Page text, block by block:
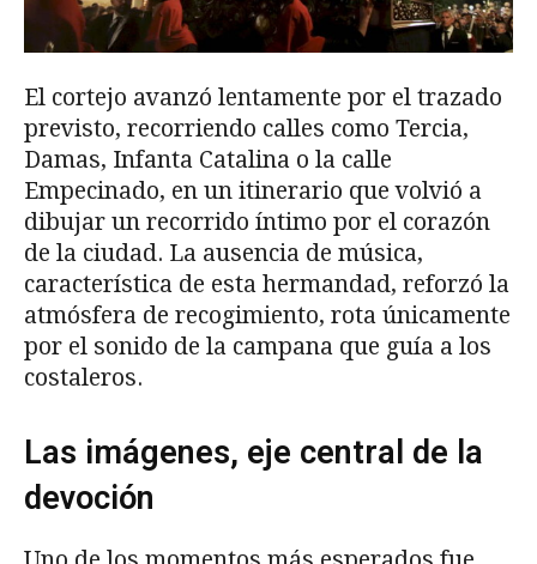
El cortejo avanzó lentamente por el trazado
previsto, recorriendo calles como Tercia,
Damas, Infanta Catalina o la calle
Empecinado, en un itinerario que volvió a
dibujar un recorrido íntimo por el corazón
de la ciudad. La ausencia de música,
característica de esta hermandad, reforzó la
atmósfera de recogimiento, rota únicamente
por el sonido de la campana que guía a los
costaleros.
Las imágenes, eje central de la
devoción